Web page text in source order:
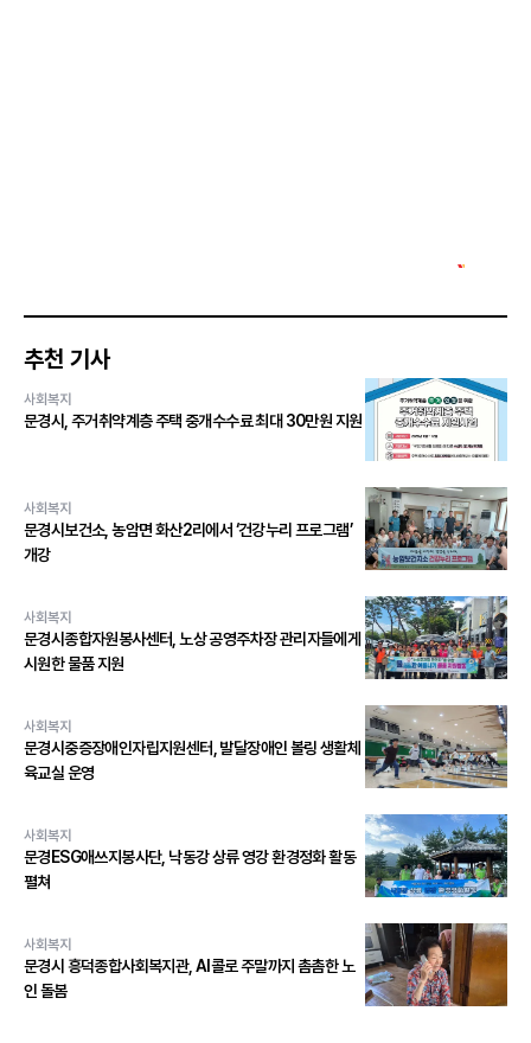
추천 기사
사회복지
문경시, 주거취약계층 주택 중개수수료 최대 30만원 지원
사회복지
문경시보건소, 농암면 화산2리에서 ‘건강누리 프로그램’
개강
사회복지
문경시종합자원봉사센터, 노상 공영주차장 관리자들에게
시원한 물품 지원
사회복지
문경시중증장애인자립지원센터, 발달장애인 볼링 생활체
육교실 운영
사회복지
문경ESG애쓰지봉사단, 낙동강 상류 영강 환경정화 활동
펼쳐
사회복지
문경시 흥덕종합사회복지관, AI콜로 주말까지 촘촘한 노
인 돌봄